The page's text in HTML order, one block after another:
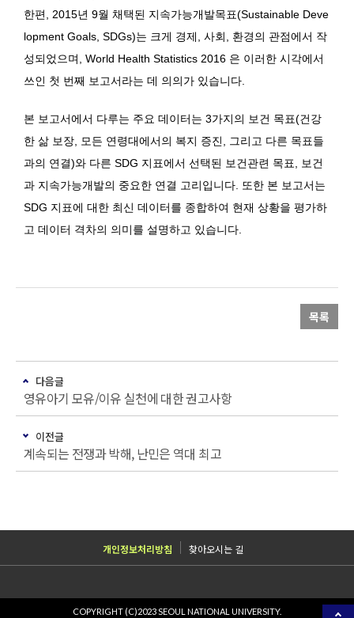
한편, 2015년 9월 채택된 지속가능개발목표(Sustainable Deve
lopment Goals, SDGs)는 크게 경제, 사회, 환경의 관점에서 작
성되었으며, World Health Statistics 2016 은 이러한 시각에서
쓰인 첫 번째 보고서라는 데 의의가 있습니다.
본 보고서에서 다루는 주요 데이터는 3가지의 보건 목표(건강
한 삶 보장, 모든 연령대에서의 복지 증진, 그리고 다른 목표들
과의 연결)와 다른 SDG 지표에서 선택된 보건관련 목표, 보건
과 지속가능개발의 중요한 연결 고리입니다. 또한 본 보고서는
SDG 지표에 대한 최신 데이터를 종합하여 현재 상황을 평가하
고 데이터 격차의 의미를 설명하고 있습니다.
목록
다음글
영유아기 모유/이유 실천에 대한 권고사항
이전글
계속되는 전쟁과 박해, 난민은 역대 최고
개인정보처리방침 찾아오시는 길
COPYRIGHT (C)2023 SEOUL NATIONAL UNIVERSITY.